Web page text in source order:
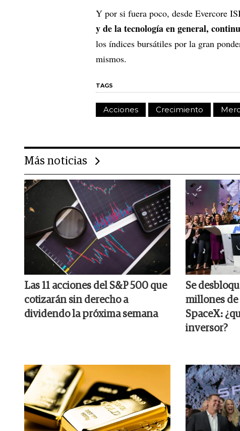
Y por si fuera poco, desde Evercore
y de la tecnología en general,
los índices bursátiles por la gran
mismos.
TAGS
Acciones Crecimiento
Más noticias
Las 11 acciones del S&P 500 que
cotizarán sin derecho a
dividendo la próxima semana
Se
millones de
SpaceX:
inversor?